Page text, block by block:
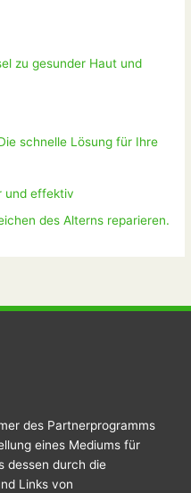
zu gesunder Haut und
schnelle Lösung für Ihre
und effektiv
des Alterns reparieren.
des Partnerprogramms
eines Mediums für
dessen durch die
Links von